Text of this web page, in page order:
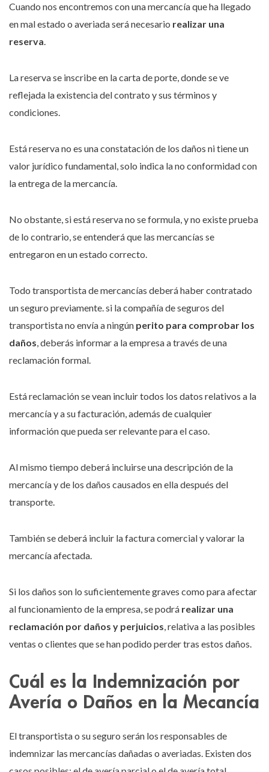
Cuando nos encontremos con una mercancía que ha llegado
en mal estado o averiada será necesario realizar una
reserva.
La reserva se inscribe en la carta de porte, donde se ve
reflejada la existencia del contrato y sus términos y
condiciones.
Está reserva no es una constatación de los daños ni tiene un
valor jurídico fundamental, solo indica la no conformidad con
la entrega de la mercancía.
No obstante, si está reserva no se formula, y no existe prueba
de lo contrario, se entenderá que las mercancías se
entregaron en un estado correcto.
Todo transportista de mercancías deberá haber contratado
un seguro previamente. si la compañía de seguros del
transportista no envía a ningún perito para comprobar los
daños, deberás informar a la empresa a través de una
reclamación formal.
Está reclamación se vean incluir todos los datos relativos a la
mercancía y a su facturación, además de cualquier
información que pueda ser relevante para el caso.
Al mismo tiempo deberá incluirse una descripción de la
mercancía y de los daños causados en ella después del
transporte.
También se deberá incluir la factura comercial y valorar la
mercancía afectada.
Si los daños son lo suficientemente graves como para afectar
al funcionamiento de la empresa, se podrá realizar una
reclamación por daños y perjuicios, relativa a las posibles
ventas o clientes que se han podido perder tras estos daños.
Cuál es la Indemnización por
Avería o Daños en la Mecancía
El transportista o su seguro serán los responsables de
indemnizar las mercancías dañadas o averiadas. Existen dos